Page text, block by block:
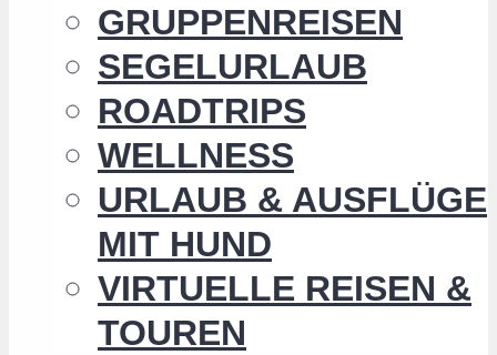
GRUPPENREISEN
SEGELURLAUB
ROADTRIPS
WELLNESS
URLAUB & AUSFLÜGE
MIT HUND
VIRTUELLE REISEN &
TOUREN